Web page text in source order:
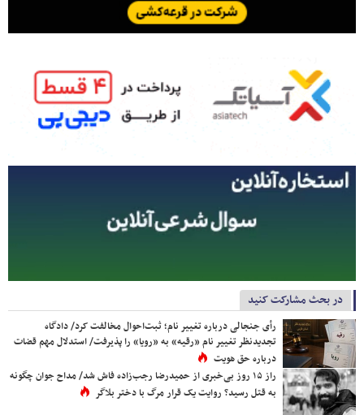
در بحث مشارکت کنید
رأی جنجالی درباره تغییر نام؛ ثبت‌احوال مخالفت کرد/ دادگاه
تجدیدنظر تغییر نام «رقیه» به «رویا» را پذیرفت/ استدلال مهم قضات
درباره حق هویت
راز ۱۵ روز بی‌خبری از حمیدرضا رجب‌زاده فاش شد/ مداح جوان چگونه
به قتل رسید؟ روایت یک قرار مرگ با دختر بلاگر